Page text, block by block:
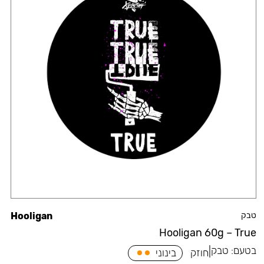
טבק
Hooligan 60g – True
Hooligan
בטעם: טבק חוזק בינוני